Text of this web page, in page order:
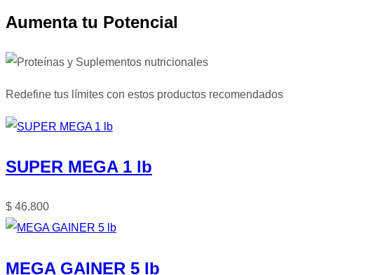
Aumenta tu Potencial
Redefine tus límites con estos productos recomendados
SUPER MEGA 1 lb
$ 46.800
MEGA GAINER 5 lb